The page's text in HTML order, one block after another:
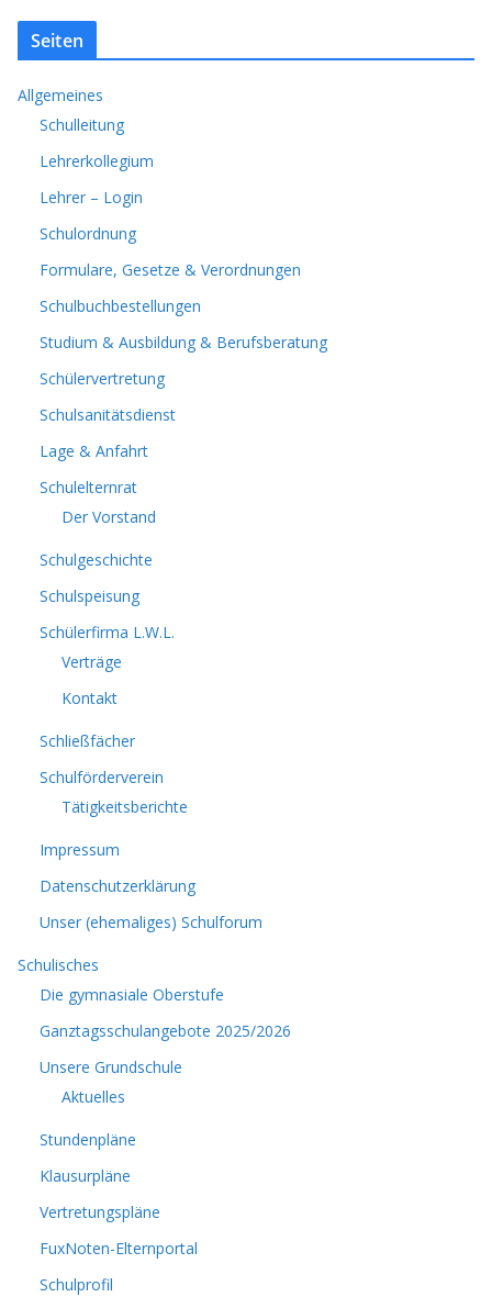
Seiten
Allgemeines
Schulleitung
Lehrerkollegium
Lehrer – Login
Schulordnung
Formulare, Gesetze & Verordnungen
Schulbuchbestellungen
Studium & Ausbildung & Berufsberatung
Schülervertretung
Schulsanitätsdienst
Lage & Anfahrt
Schulelternrat
Der Vorstand
Schulgeschichte
Schulspeisung
Schülerfirma L.W.L.
Verträge
Kontakt
Schließfächer
Schulförderverein
Tätigkeitsberichte
Impressum
Datenschutzerklärung
Unser (ehemaliges) Schulforum
Schulisches
Die gymnasiale Oberstufe
Ganztagsschulangebote 2025/2026
Unsere Grundschule
Aktuelles
Stundenpläne
Klausurpläne
Vertretungspläne
FuxNoten-Elternportal
Schulprofil